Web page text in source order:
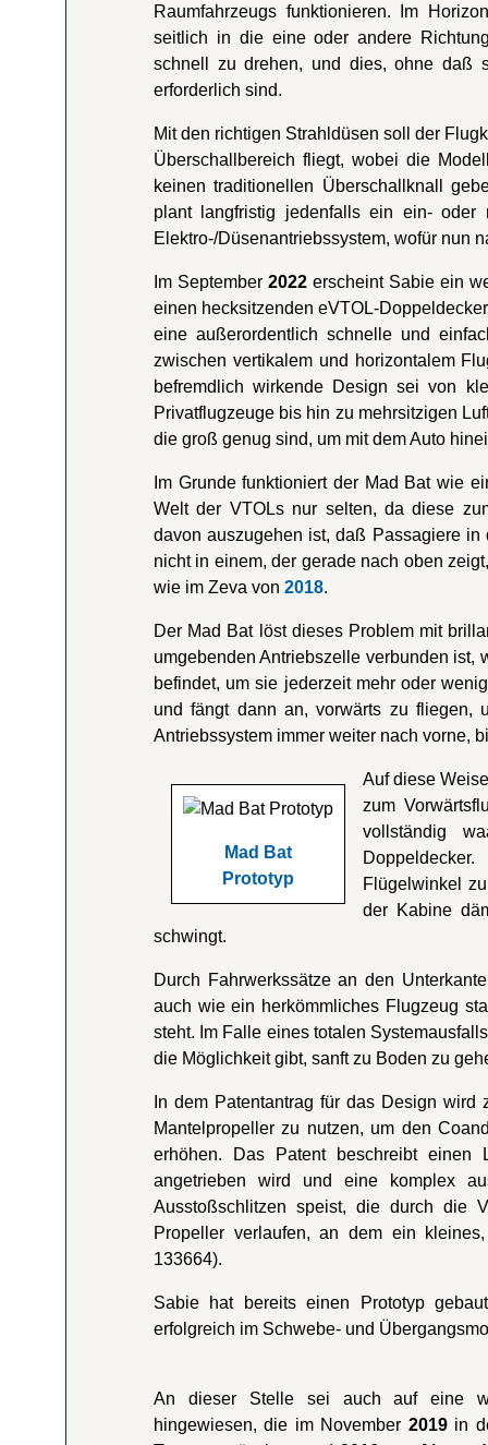
Raumfahrzeugs funktionieren. Im
seitlich in die eine oder andere
schnell zu drehen, und dies, ohne daß
erforderlich sind.
Mit den richtigen Strahldüsen soll der
Überschallbereich fliegt, wobei die
keinen traditionellen Überschallknall
plant langfristig jedenfalls ein ein- oder
Elektro-/Düsenantriebssystem, wofür nun
Im September 2022erscheint Sabie ein
einen hecksitzenden eVTOL-
eine außerordentlich schnelle und
zwischen vertikalem und horizontalem
befremdlich wirkende Design sei von
Privatflugzeuge bis hin zu mehrsitzigen
die groß genug sind, um mit dem Auto
Im Grunde funktioniert der Mad Bat wie
Welt der VTOLs nur selten, da diese
davon auszugehen ist, daß Passagiere
nicht in einem, der gerade nach oben
wie im Zeva von 2018.
Der Mad Bat löst dieses Problem mit
umgebenden Antriebszelle verbunden ist,
befindet, um sie jederzeit mehr oder
und fängt dann an, vorwärts zu fliegen,
Antriebssystem immer weiter nach vorne,
Mad Bat
Prototyp
Auf diese
zum
vollständig
Flügelwinkel
der Kabine
schwingt.
Durch Fahrwerkssätze an den
auch wie ein herkömmliches Flugzeug
steht. Im Falle eines totalen
die Möglichkeit gibt, sanft zu Boden zu
In dem Patentantrag für das Design
Mantelpropeller zu nutzen, um den
erhöhen. Das Patent beschreibt einen
angetrieben wird und eine komplex
Ausstoßschlitzen speist, die durch die
Propeller verlaufen, an dem ein
133664).
Sabie hat bereits einen Prototyp
erfolgreich im Schwebe- und
An dieser Stelle sei auch auf eine
hingewiesen, die im November 2019in